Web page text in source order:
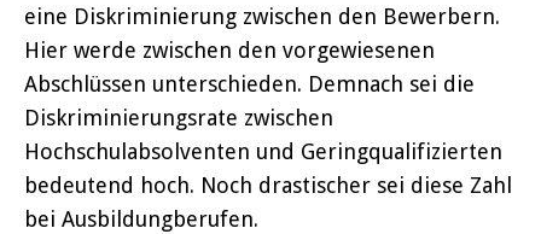
eine Diskriminierung zwischen den Bewerbern.
Hier werde zwischen den vorgewiesenen
Abschlüssen unterschieden. Demnach sei die
Diskriminierungsrate zwischen
Hochschulabsolventen und Geringqualifizierten
bedeutend hoch. Noch drastischer sei diese Zahl
bei Ausbildungberufen.